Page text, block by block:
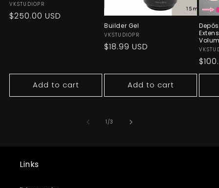
Vendor:
VKSTUDIOPR
Regular
$250.00 USD
Add to cart
Builder Gel
Vendor:
VKSTUDIOPR
Regular
$18.99 USD
Add to cart
1/of
3
Links